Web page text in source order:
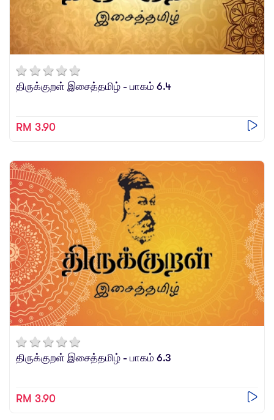
திருக்குறள் இசைத்தமிழ் - பாகம் 6.4
RM 3.90
திருக்குறள் இசைத்தமிழ் - பாகம் 6.3
RM 3.90